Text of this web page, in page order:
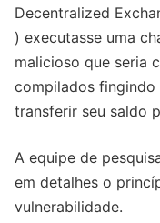
Decentralized
) executasse uma
malicioso que seria
compilados fingindo
transferir seu saldo
A equipe de
em detalhes o
vulnerabilidade.